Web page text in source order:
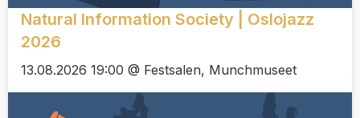
Natural Information Society | Oslojazz
2026
13.08.2026 19:00 @ Festsalen, Munchmuseet